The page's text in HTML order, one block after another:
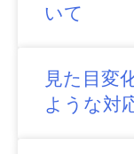
いて
見た目変
ような対